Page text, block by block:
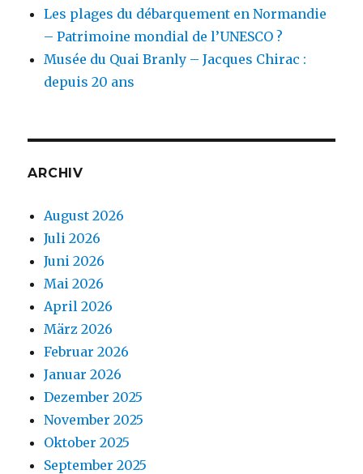
Les plages du débarquement en Normandie
– Patrimoine mondial de l’UNESCO ?
Musée du Quai Branly – Jacques Chirac :
depuis 20 ans
ARCHIV
August 2026
Juli 2026
Juni 2026
Mai 2026
April 2026
März 2026
Februar 2026
Januar 2026
Dezember 2025
November 2025
Oktober 2025
September 2025